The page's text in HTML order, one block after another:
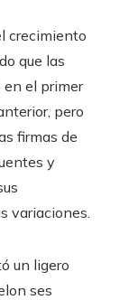
crecimiento
que las
el primer
pero
firmas de
y
variaciones.
un ligero
ses